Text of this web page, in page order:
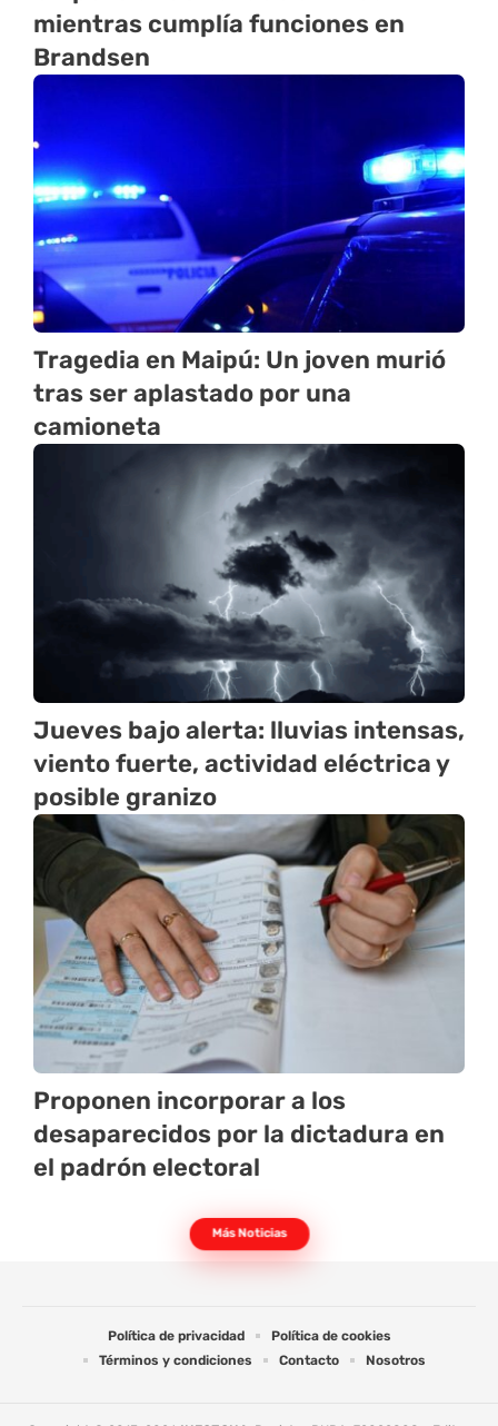
mientras cumplía funciones en
Brandsen
Tragedia en Maipú: Un joven murió
tras ser aplastado por una
camioneta
Jueves bajo alerta: lluvias intensas,
viento fuerte, actividad eléctrica y
posible granizo
Proponen incorporar a los
desaparecidos por la dictadura en
el padrón electoral
Más Noticias
Política de privacidad
Política de cookies
Términos y condiciones
Contacto Nosotros